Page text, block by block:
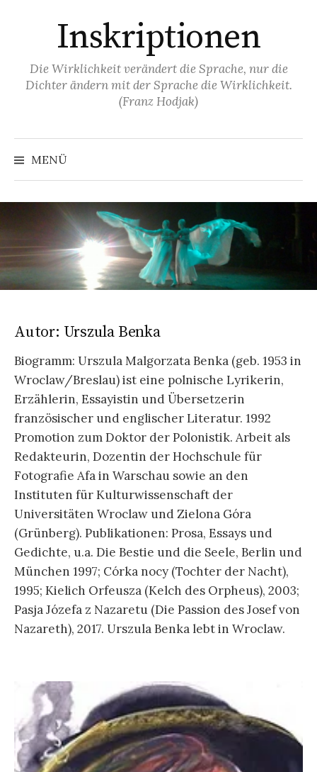
Inskriptionen
Die Wirklichkeit verändert die Sprache, nur die
Dichter ändern mit der Sprache die Wirklichkeit.
(Franz Hodjak)
MENÜ
Autor: Urszula Benka
Biogramm: Urszula Malgorzata Benka (geb. 1953 in
Wroclaw/Breslau) ist eine polnische Lyrikerin,
Erzählerin, Essayistin und Übersetzerin
französischer und englischer Literatur. 1992
Promotion zum Doktor der Polonistik. Arbeit als
Redakteurin, Dozentin der Hochschule für
Fotografie Afa in Warschau sowie an den
Instituten für Kulturwissenschaft der
Universitäten Wroclaw und Zielona Góra
(Grünberg). Publikationen: Prosa, Essays und
Gedichte, u.a. Die Bestie und die Seele, Berlin und
München 1997; Córka nocy (Tochter der Nacht),
1995; Kielich Orfeusza (Kelch des Orpheus), 2003;
Pasja Józefa z Nazaretu (Die Passion des Josef von
Nazareth), 2017. Urszula Benka lebt in Wroclaw.